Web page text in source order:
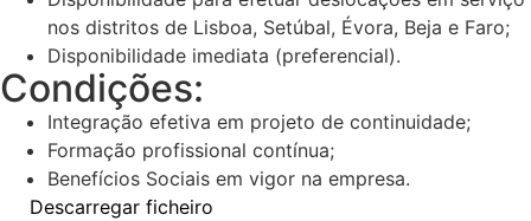
nos distritos de Lisboa, Setúbal, Évora, Beja e Faro;
Disponibilidade imediata (preferencial).
Condições:
Integração efetiva em projeto de continuidade;
Formação profissional contínua;
Benefícios Sociais em vigor na empresa.
Descarregar ficheiro